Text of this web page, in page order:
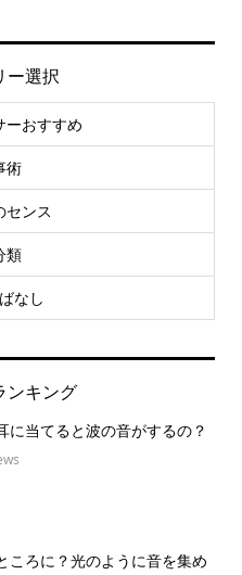
ー選択
ーおすすめ
術
センス
類
なし
ンキング
に当てると波の音がするの？
ころに？光のように音を集め